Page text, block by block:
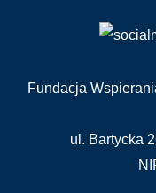
Fundacja
ul. Bartycka